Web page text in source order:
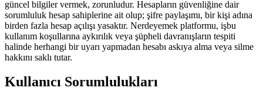
güncel bilgiler vermek, zorunludur. Hesapların güvenliğine dair
sorumluluk hesap sahiplerine ait olup; şifre paylaşımı, bir kişi adına
birden fazla hesap açılışı yasaktır. Nerdeyemek platformu, işbu
kullanım koşullarına aykırılık veya şüpheli davranışların tespiti
halinde herhangi bir uyarı yapmadan hesabı askıya alma veya silme
hakkını saklı tutar.
Kullanıcı Sorumlulukları